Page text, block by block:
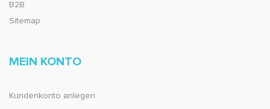
B2B
Sitemap
MEIN KONTO
Kundenkonto anlegen